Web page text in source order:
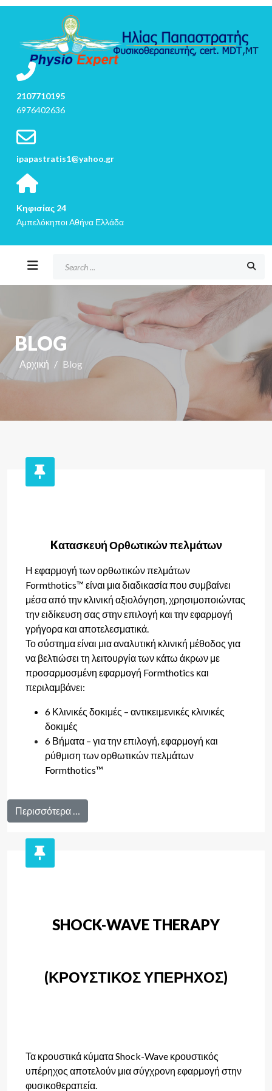
2107710195
6976402636
ipapastratis1@yahoo.gr
Κηφισίας 24
Αμπελόκηποι Αθήνα Ελλάδα
BLOG
Αρχική Blog
Kατασκευή Ορθωτικών πελμάτων
Η εφαρμογή των ορθωτικών πελμάτων
Formthotics™ είναι μια διαδικασία που συμβαίνει
μέσα από την κλινική αξιολόγηση, χρησιμοποιώντας
την ειδίκευση σας στην επιλογή και την εφαρμογή
γρήγορα και αποτελεσματικά.
Το σύστημα είναι μια αναλυτική κλινική μέθοδος για
να βελτιώσει τη λειτουργία των κάτω άκρων με
προσαρμοσμένη εφαρμογή Formthotics και
περιλαμβάνει:
6 Κλινικές δοκιμές – αντικειμενικές κλινικές
δοκιμές
6 Βήματα – για την επιλογή, εφαρμογή και
ρύθμιση των ορθωτικών πελμάτων
Formthotics™
Περισσότερα …
SHOCK-WAVE THERAPY
(ΚΡΟΥΣΤΙΚΟΣ ΥΠΕΡΗΧΟΣ)
Τα κρουστικά κύματα Shock-Wave κρουστικός
υπέρηχος αποτελούν μια σύγχρονη εφαρμογή στην
φυσικοθεραπεία.